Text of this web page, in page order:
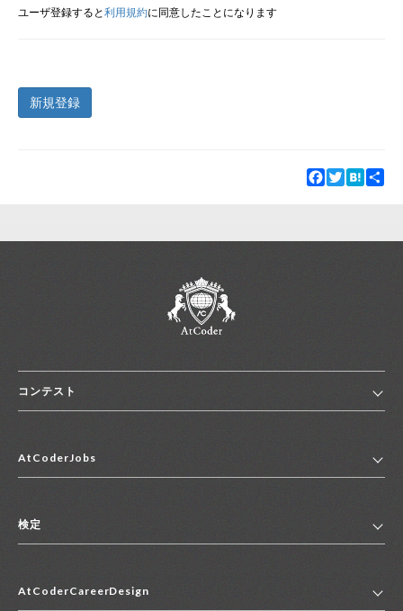
ユーザ登録すると利用規約に同意したことになります
新規登録
Facebook
TwitterHatena
コンテスト
コンテスト一覧
便利リンク集
AtCoderJobs
2027年新卒採用求人一覧
中途採用求人一覧
検定
マイページ
AtCoderCareerDesign